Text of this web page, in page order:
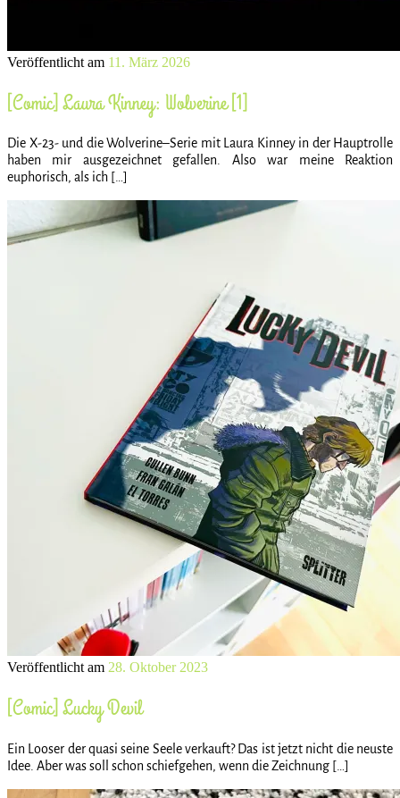
Veröffentlicht am 11. März 2026
[Comic] Laura Kinney: Wolverine [1]
Die X-23- und die Wolverine–Serie mit Laura Kinney in der Hauptrolle
haben mir ausgezeichnet gefallen. Also war meine Reaktion
euphorisch, als ich […]
Veröffentlicht am 28. Oktober 2023
[Comic] Lucky Devil
Ein Looser der quasi seine Seele verkauft? Das ist jetzt nicht die neuste
Idee. Aber was soll schon schiefgehen, wenn die Zeichnung […]